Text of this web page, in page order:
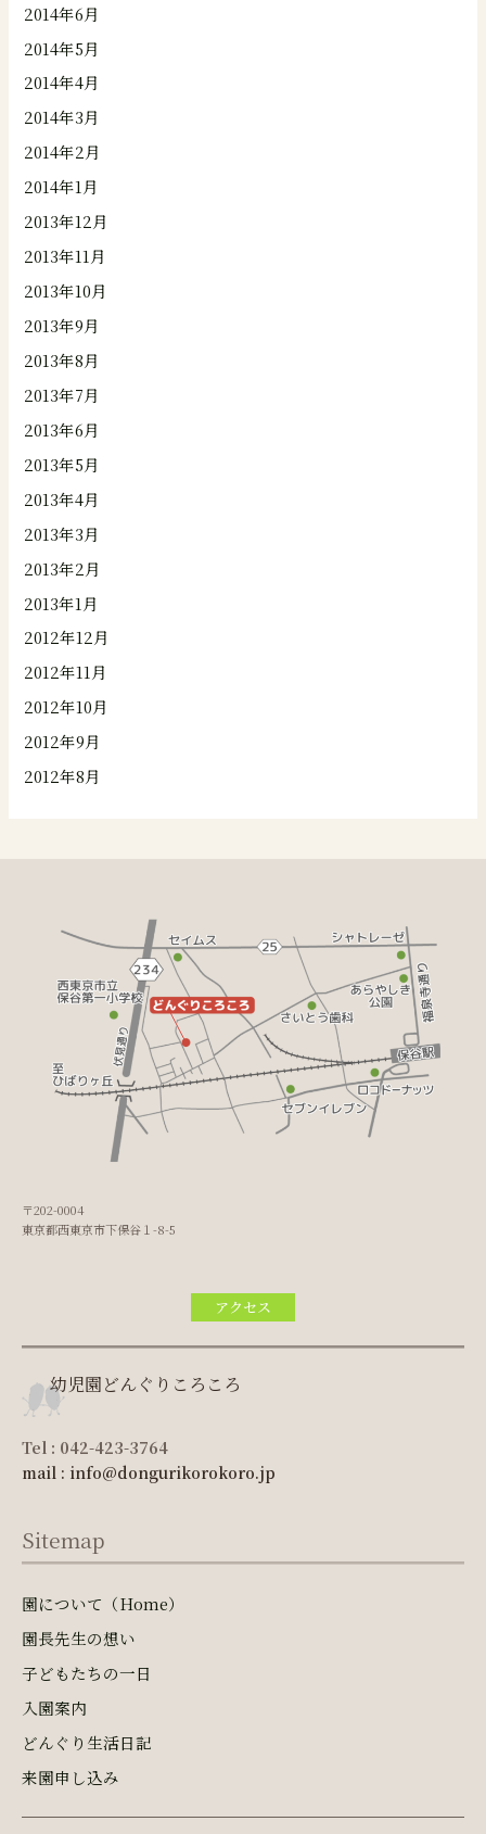
2014年6月
2014年5月
2014年4月
2014年3月
2014年2月
2014年1月
2013年12月
2013年11月
2013年10月
2013年9月
2013年8月
2013年7月
2013年6月
2013年5月
2013年4月
2013年3月
2013年2月
2013年1月
2012年12月
2012年11月
2012年10月
2012年9月
2012年8月
〒202-0004
東京都西東京市下保谷１-8-5
アクセス
幼児園どんぐりころころ
Tel : 042-423-3764
mail : info@dongurikorokoro.jp
Sitemap
園について（Home）
園長先生の想い
子どもたちの一日
入園案内
どんぐり生活日記
来園申し込み